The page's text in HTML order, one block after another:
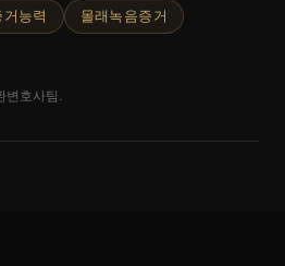
능력 몰래녹음증거
변호사팀.